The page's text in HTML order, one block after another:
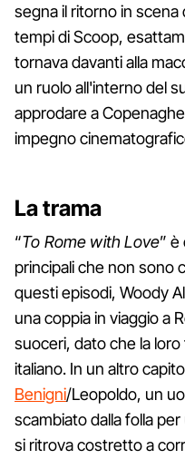
segna il ritorno in scena
tempi di Scoop,
tornava davanti alla
un ruolo all'interno del
approdare a
impegno
La trama
“To Rome with Love”
principali che non sono
questi episodi, Woody
una coppia in viaggio a
suoceri, dato che la
italiano. In un altro
Benigni/Leopoldo, un
scambiato dalla folla
si ritrova costretto a